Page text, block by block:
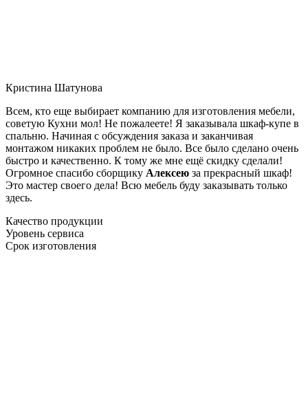
Кристина Шатунова
Всем, кто еще выбирает компанию для изготовления мебели,
советую Кухни мол! Не пожалеете! Я заказывала шкаф-купе в
спальню. Начиная с обсуждения заказа и заканчивая
монтажом никаких проблем не было. Все было сделано очень
быстро и качественно. К тому же мне ещё скидку сделали!
Огромное спасибо сборщику Алексею за прекрасный шкаф!
Это мастер своего дела! Всю мебель буду заказывать только
здесь.
Качество продукции
Уровень сервиса
Срок изготовления